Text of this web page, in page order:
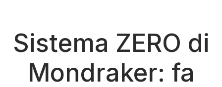
Sistema ZERO di
Mondraker: fa